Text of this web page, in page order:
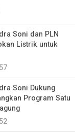
Soni dan PLN
Listrik untuk
Soni Dukung
Program Satu